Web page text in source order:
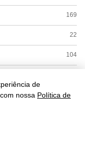
de
nossa Política de
169
22
104
490